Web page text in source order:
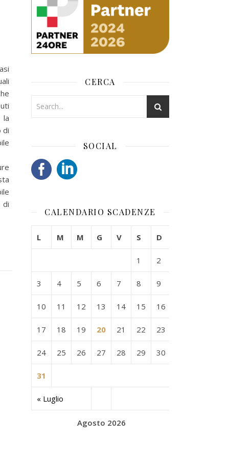
la
di
di
CERCA
SOCIAL
CALENDARIO SCADENZE
Agosto 2026
L M M G V S D
« Luglio
1 2
3 4 5 6 7 8 9
10 11 12 13 14 15 16
17 18 19 20 21 22 23
24 25 26 27 28 29 30
31